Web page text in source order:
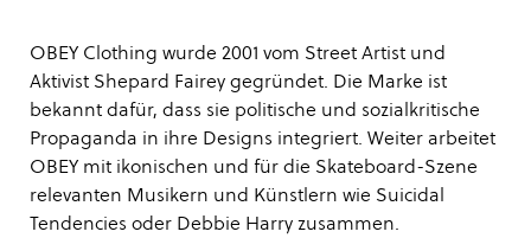
OBEY Clothing wurde 2001 vom Street Artist und
Aktivist Shepard Fairey gegründet. Die Marke ist
bekannt dafür, dass sie politische und sozialkritische
Propaganda in ihre Designs integriert. Weiter arbeitet
OBEY mit ikonischen und für die Skateboard-Szene
relevanten Musikern und Künstlern wie Suicidal
Tendencies oder Debbie Harry zusammen.